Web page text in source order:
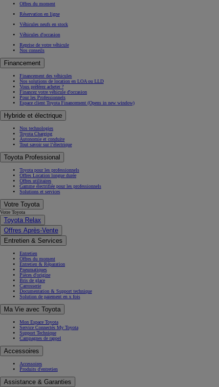
Offres du moment
Réservation en ligne
Véhicules neufs en stock
Véhicules d'occasion
Reprise de votre véhicule
Nos conseils
Financement
Financement des véhicules
Nos solutions de location en LOA ou LLD
Vous préférez acheter ?
Financez votre véhicule d'occasion
Pour les Professionnels
Espace client Toyota Financement (Opens in new window)
Hybride et électrique
Nos technologies
Toyota Charging
Autonomie et conduite
Tout savoir sur l’électrique
Toyota Professional
Toyota pour les professionnels
Offres Location longue durée
Offres utilitaires
Gamme électrifiée pour les professionnels
Solutions et services
Votre Toyota
Votre Toyota
Toyota Relax
Offres Après-Vente
Entretien & Services
Entretien
Offres du moment
Entretien & Réparation
Pneumatiques
Pièces d'origine
Bris de glace
Carrosserie
Documentation & Support technique
Solution de paiement en x fois
Ma Vie avec Toyota
Mon Espace Toyota
Service Connectés My Toyota
Support Technique
Campagnes de rappel
Accessoires
Accessoires
Produits d'entretien
Assistance & Garanties